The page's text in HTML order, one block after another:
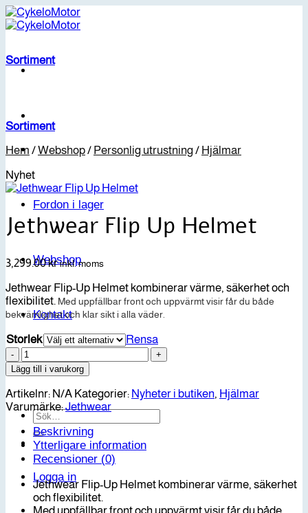
Skip
to
Fordon i lager
Webshop
Kontakt
VIP-klubb
Sök
efter:
Logga in
Sortiment
Sortiment
Hem /Webshop/ Personlig utrustning/ Hjälmar
Nyhet
Jethwear Flip Up Helmet
3,299.00krinkl. moms
Jethwear Flip-Up Helmet kombinerar värme, säkerhet och
flexibilitet. Med uppfällbar front och uppvärmt visir får du både
bekvämlighet och klar sikt i alla väder.
Storlek
Rensa
Jethwear
Flip
Up
Helmet
mängd
Lägg till i varukorg
Artikelnr: N/A Kategorier: Nyheter i butiken, Hjälmar
Varumärke:Jethwear
Beskrivning
Ytterligare information
Recensioner (0)
Jethwear Flip-Up Helmet kombinerar värme, säkerhet
och flexibilitet.
Med uppfällbar front och uppvärmt visir får du både